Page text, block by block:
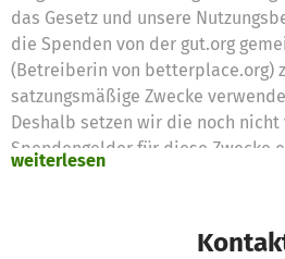
das Gesetz und unsere
die Spenden von der gut.org
(Betreiberin von betterplace.org)
satzungsmäßige Zwecke
Deshalb setzen wir die noch
Spendengelder für diese Zwecke
weiterlesen